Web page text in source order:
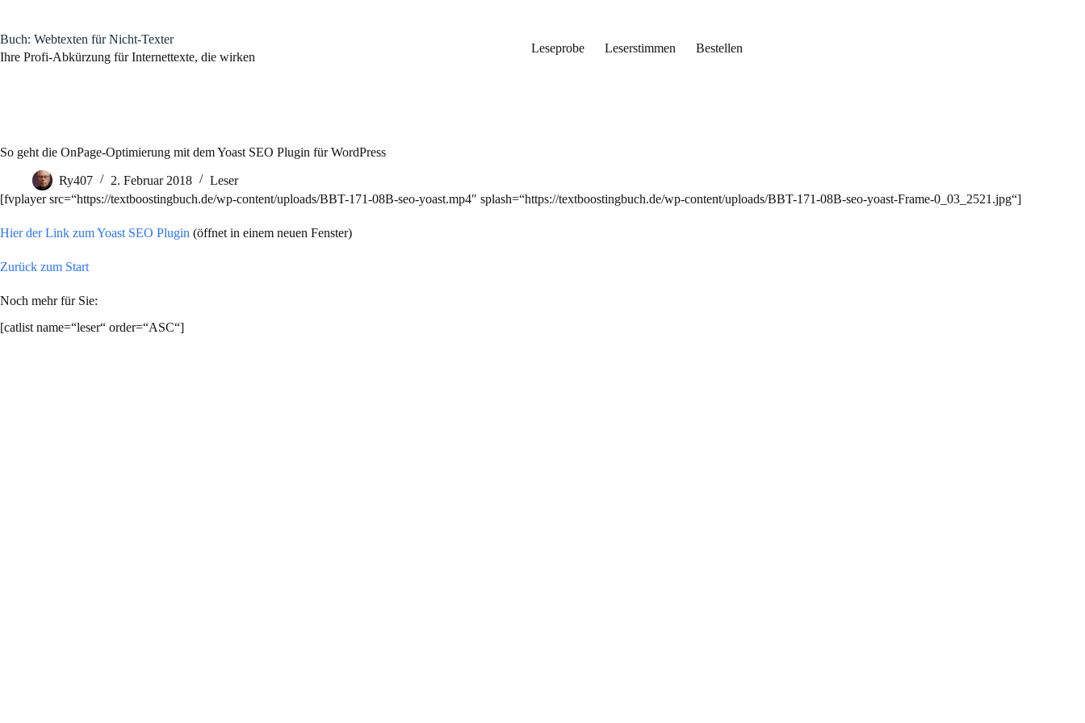
springen
Buch: Webtexten für Nicht-Texter
Ihre Profi-Abkürzung für Internettexte, die wirken
Leseprobe Leserstimmen Bestellen
So geht die OnPage-Optimierung mit dem Yoast SEO Plugin für WordPress
Ry407 2. Februar 2018
Leser
[fvplayer src=“https://textboostingbuch.de/wp-content/uploads/BBT-171-08B-seo-yoast.mp4″ splash=“https://textboostingbuch.de/wp-content/uploads/BBT-171-08B-seo-yoast-Frame-0_03_2521.jpg“]
Hier der Link zum Yoast SEO Plugin (öffnet in einem neuen Fenster)
Zurück zum Start
Noch mehr für Sie:
[catlist name=“leser“ order=“ASC“]